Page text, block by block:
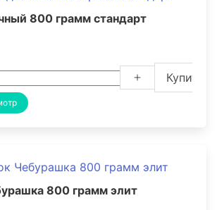
800 грамм стандарт
Купить
800 грамм элит